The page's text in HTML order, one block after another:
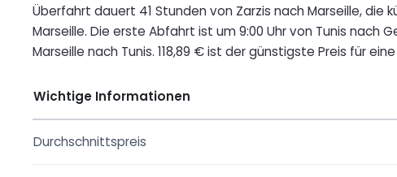
Überfahrt dauert 41 Stunden von Zarzis nach Marseille, die
Marseille. Die erste Abfahrt ist um 9:00 Uhr von Tunis nach
Marseille nach Tunis. 118,89 € ist der günstigste Preis für
Wichtige Informationen
Durchschnittspreis